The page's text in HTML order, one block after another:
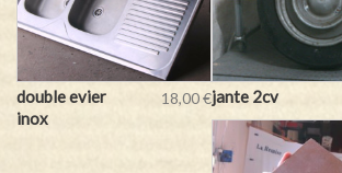
double evier
inox
18,00 €jante 2cv